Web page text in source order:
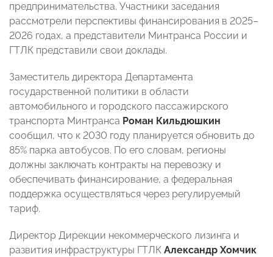
предпринимательства. Участники заседания
рассмотрели перспективы финансирования в 2025–
2026 годах, а представители Минтранса России и
ГТЛК представили свои доклады.
Заместитель директора Департамента
государственной политики в области
автомобильного и городского пассажирского
транспорта Минтранса Роман Кильдюшкин
сообщил, что к 2030 году планируется обновить до
85% парка автобусов. По его словам, регионы
должны заключать контракты на перевозку и
обеспечивать финансирование, а федеральная
поддержка осуществляться через регулируемый
тариф.
Директор Дирекции некоммерческого лизинга и
развития инфраструктуры ГТЛК Александр Хомчик